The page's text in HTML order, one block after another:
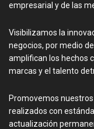
empresarial y de las
Visibilizamos la
negocios, por medio
amplifican los hechos
marcas y el talento
Promovemos nuestros
realizados con
actualización